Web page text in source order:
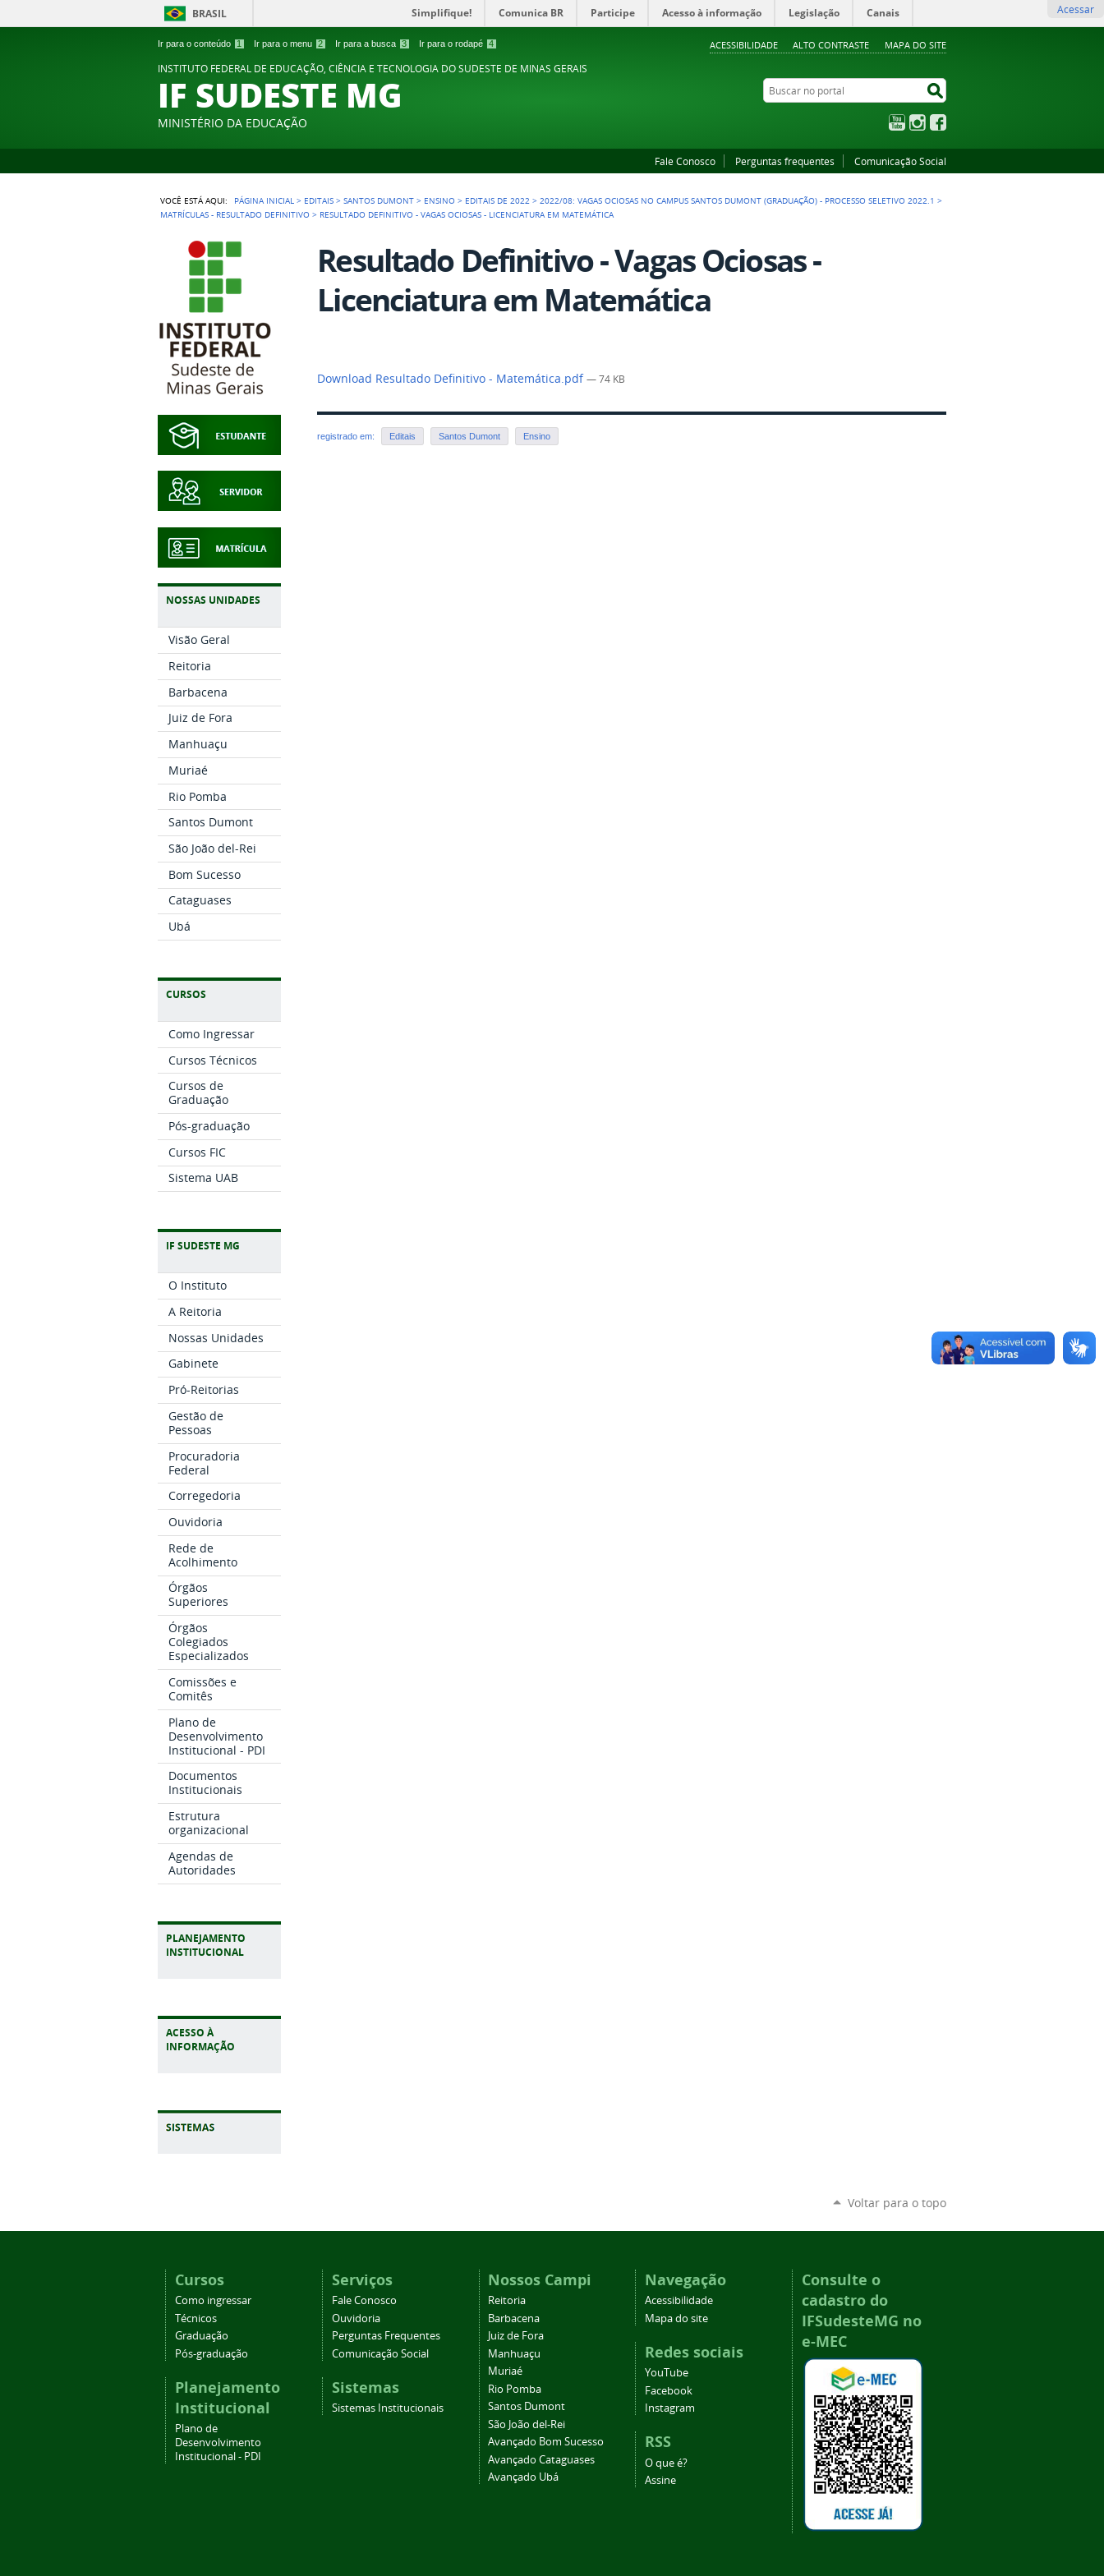
Ir para o conteúdo 1 Ir para o menu 2 Ir para a busca 3 Ir para o rodapé 4 ACESSIBILIDADE ALTO CONTRASTE MAPA DO SITE
BRASIL Simplifique! Comunica BR Participe Acesso à informação Legislação Canais Acessar
INSTITUTO FEDERAL DE EDUCAÇÃO, CIÊNCIA E TECNOLOGIA DO SUDESTE DE MINAS GERAIS
IF SUDESTE MG
MINISTÉRIO DA EDUCAÇÃO
Buscar no portal
YouTubeInstagram
Fale Conosco Perguntas frequentes Comunicação Social
VOCÊ ESTÁ AQUI: PÁGINA INICIAL > EDITAIS >SANTOS DUMONT > ENSINO > EDITAIS DE 2022 >2022/08: VAGAS OCIOSAS NO CAMPUS SANTOS DUMONT (GRADUAÇÃO) - PROCESSO SELETIVO 2022.1 >
MATRÍCULAS - RESULTADO DEFINITIVO > RESULTADO DEFINITIVO - VAGAS OCIOSAS - LICENCIATURA EM MATEMÁTICA
NOSSAS UNIDADES
Visão Geral
Reitoria
Barbacena
Juiz de Fora
Manhuaçu
Muriaé
Rio Pomba
Santos Dumont
São João del-Rei
Bom Sucesso
Cataguases
Ubá
CURSOS
Como Ingressar
Cursos Técnicos
Cursos de
Graduação
Pós-graduação
Cursos FIC
Sistema UAB
IF SUDESTE MG
O Instituto
A Reitoria
Nossas Unidades
Gabinete
Pró-Reitorias
Gestão de
Pessoas
Procuradoria
Federal
Corregedoria
Ouvidoria
Rede de
Acolhimento
Órgãos
Superiores
Órgãos
Colegiados
Especializados
Comissões e
Comitês
Plano de
Desenvolvimento
Institucional - PDI
Documentos
Institucionais
Estrutura
organizacional
Agendas de
Autoridades
PLANEJAMENTO
INSTITUCIONAL
ACESSO À
INFORMAÇÃO
Resultado Definitivo - Vagas Ociosas -
Licenciatura em Matemática
Download Resultado Definitivo - Matemática.pdf— 74 KB
registrado em: Editais Santos Dumont Ensino
Voltar para o topo
Cursos
Como ingressar
Técnicos
Graduação
Pós-graduação
Planejamento
Institucional
Plano de
Desenvolvimento
Institucional - PDI
Serviços
Fale Conosco
Ouvidoria
Perguntas Frequentes
Comunicação Social
Sistemas
Sistemas Institucionais
Nossos Campi
Reitoria
Barbacena
Juiz de Fora
Manhuaçu
Muriaé
Rio Pomba
Santos Dumont
São João del-Rei
Avançado Bom Sucesso
Avançado Cataguases
Avançado Ubá
Navegação
Acessibilidade
Mapa do site
Redes sociais
YouTube
Facebook
Instagram
RSS
O que é?
Assine
Consulte o
cadastro do
IFSudesteMG no
e-MEC